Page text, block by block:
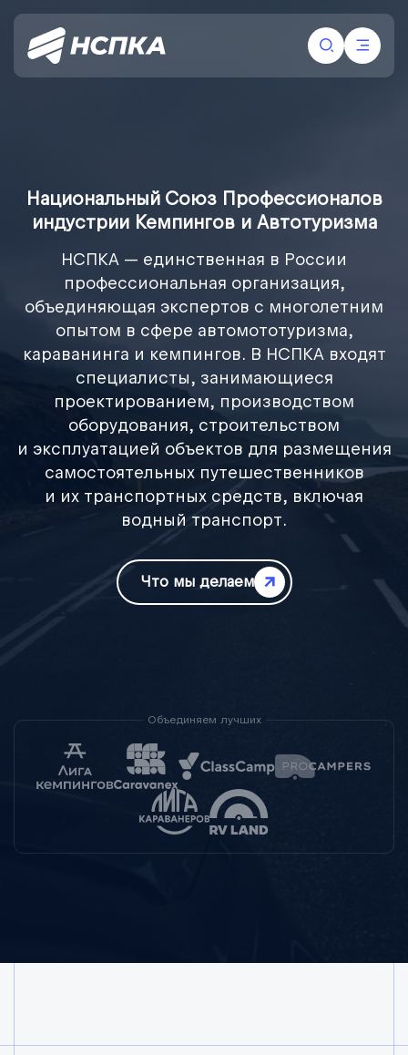
Национальный Союз Профессионалов
индустрии Кемпингов и Автотуризма
НСПКА — единственная в России
профессиональная организация,
объединяющая экспертов с многолетним
опытом в сфере автомототуризма,
караванинга и кемпингов. В НСПКА входят
специалисты, занимающиеся
проектированием, производством
оборудования, строительством
и эксплуатацией объектов для размещения
самостоятельных путешественников
и их транспортных средств, включая
водный транспорт.
Что мы делаем
Объединяем лучших